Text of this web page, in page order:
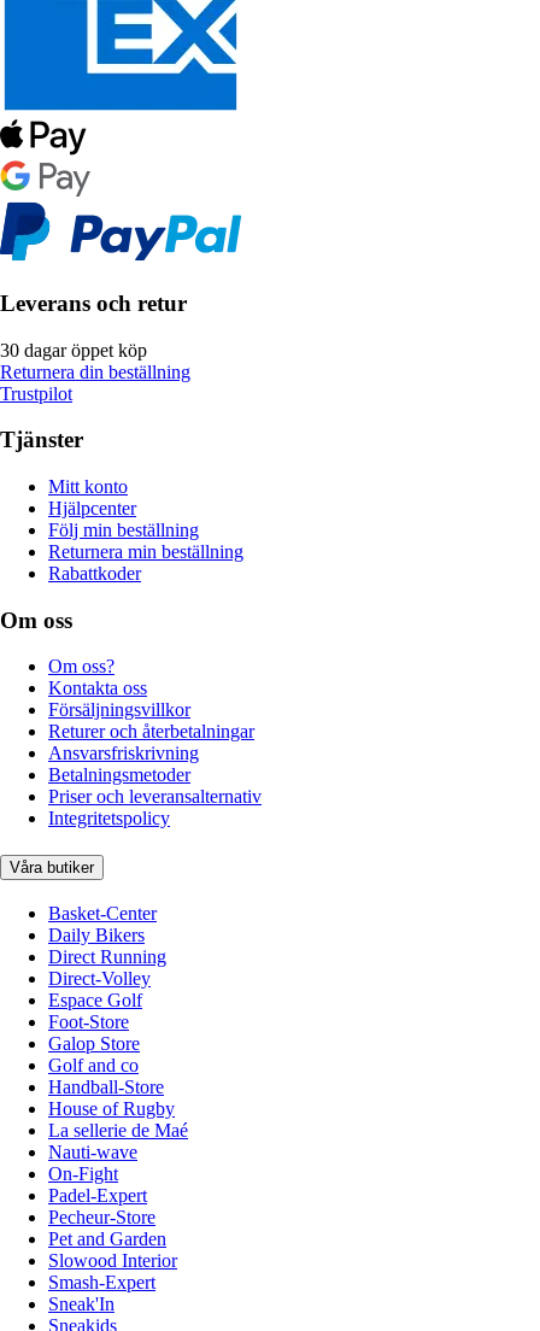
Leverans och retur
30 dagar öppet köp
Returnera din beställning
Trustpilot
Tjänster
Mitt konto
Hjälpcenter
Följ min beställning
Returnera min beställning
Rabattkoder
Om oss
Om oss?
Kontakta oss
Försäljningsvillkor
Returer och återbetalningar
Ansvarsfriskrivning
Betalningsmetoder
Priser och leveransalternativ
Integritetspolicy
Våra butiker
Basket-Center
Daily Bikers
Direct Running
Direct-Volley
Espace Golf
Foot-Store
Galop Store
Golf and co
Handball-Store
House of Rugby
La sellerie de Maé
Nauti-wave
On-Fight
Padel-Expert
Pecheur-Store
Pet and Garden
Slowood Interior
Smash-Expert
Sneak'In
Sneakids